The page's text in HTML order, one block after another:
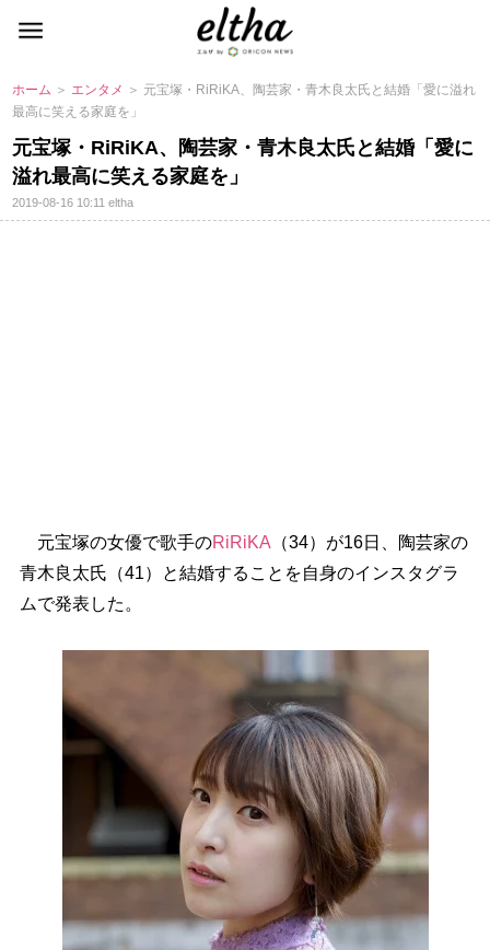
ホーム ＞ エンタメ ＞ 元宝塚・RiRiKA、陶芸家・青木良太氏と結婚「愛に溢れ
最高に笑える家庭を」
元宝塚・RiRiKA、陶芸家・青木良太氏と結婚「愛に
溢れ最高に笑える家庭を」
2019-08-16 10:11eltha
元宝塚の女優で歌手のRiRiKA （34）が16日、陶芸家の
青木良太氏（41）と結婚することを自身のインスタグラ
ムで発表した。